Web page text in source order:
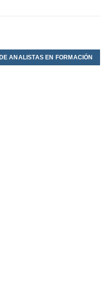
ANALISTAS EN FORMACIÓN